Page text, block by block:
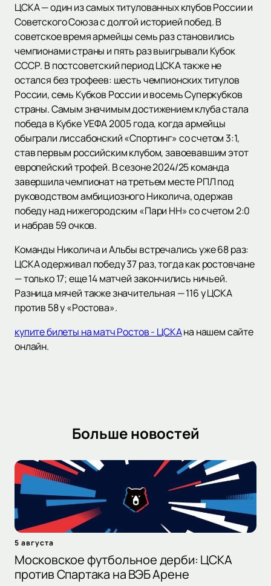
ЦСКА — один из самых титулованных клубов России и
Советского Союза с долгой историей побед. В
советское время армейцы семь раз становились
чемпионами страны и пять раз выигрывали Кубок
СССР. В постсоветский период ЦСКА также не
остался без трофеев: шесть чемпионских титулов
России, семь Кубков России и восемь Суперкубков
страны. Самым значимым достижением клуба стала
победа в Кубке УЕФА 2005 года, когда армейцы
обыграли лиссабонский «Спортинг» со счетом 3:1,
став первым российским клубом, завоевавшим этот
европейский трофей. В сезоне 2024/25 команда
завершила чемпионат на третьем месте РПЛ под
руководством амбициозного Николича, одержав
победу над нижегородским «Пари НН» со счетом 2:0
и набрав 59 очков.
Команды Николича и Альбы встречались уже 68 раз:
ЦСКА одерживал победу 37 раз, тогда как ростовчане
— только 17; еще 14 матчей закончились ничьей.
Разница мячей также значительная — 116 у ЦСКА
против 58 у «Ростова».
купите билеты на матч Ростов - ЦСКАна нашем сайте
онлайн.
Больше новостей
5 августа
Московское футбольное дерби: ЦСКА
против Спартака на ВЭБ Арене